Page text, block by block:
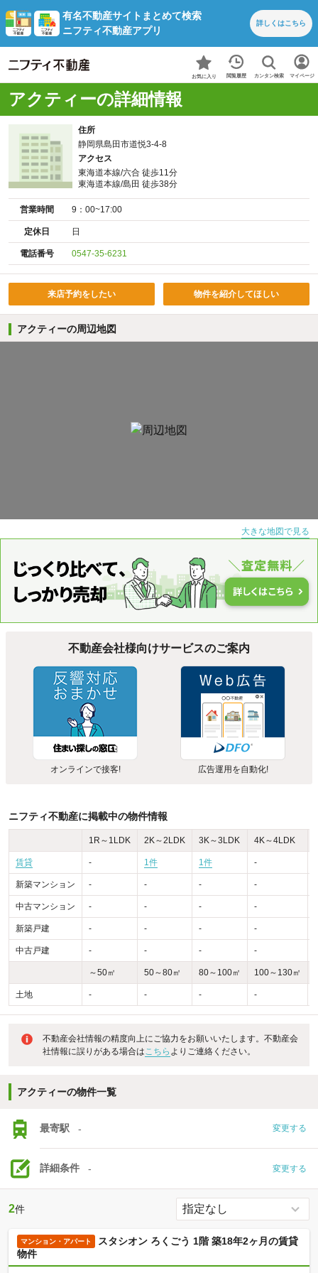
有名不動産サイトまとめて検索
ニフティ不動産アプリ
詳しくはこちら
お気に入り 閲覧履歴 カンタン検索 マイページ
アクティーの詳細情報
住所
静岡県島田市道悦3-4-8
アクセス
東海道本線/六合 徒歩11分
東海道本線/島田 徒歩38分
営業時間 9：00~17:00
定休日 日
電話番号 0547-35-6231
来店予約をしたい 物件を紹介してほしい
アクティーの周辺地図
大きな地図で見る
不動産会社様向けサービスのご案内
オンラインで接客! 広告運用を自動化!
ニフティ不動産に掲載中の物件情報
1R～1LDK 2K～2LDK 3K～3LDK 4K～4LDK
賃貸 - 1件 1件 -
新築マンション - - - -
中古マンション - - - -
新築戸建 - - - -
中古戸建 - - - -
～50㎡ 50～80㎡ 80～100㎡ 100～130㎡
土地 - - - -
不動産会社情報の精度向上にご協力をお願いいたします。不動産会
社情報に誤りがある場合はこちら よりご連絡ください。
アクティーの物件一覧
最寄駅 - 変更する
詳細条件 - 変更する
2件
マンション・アパート
スタシオン ろくごう 1階 築18年2ヶ月の賃貸
物件